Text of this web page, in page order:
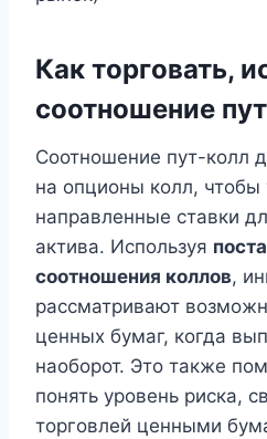
Как торговать,
соотношение
Соотношение пут-колл
на опционы колл, чтобы
направленные ставки
актива. Используя
соотношения коллов,
рассматривают
ценных бумаг, когда
наоборот. Это также
понять уровень риска,
торговлей ценными